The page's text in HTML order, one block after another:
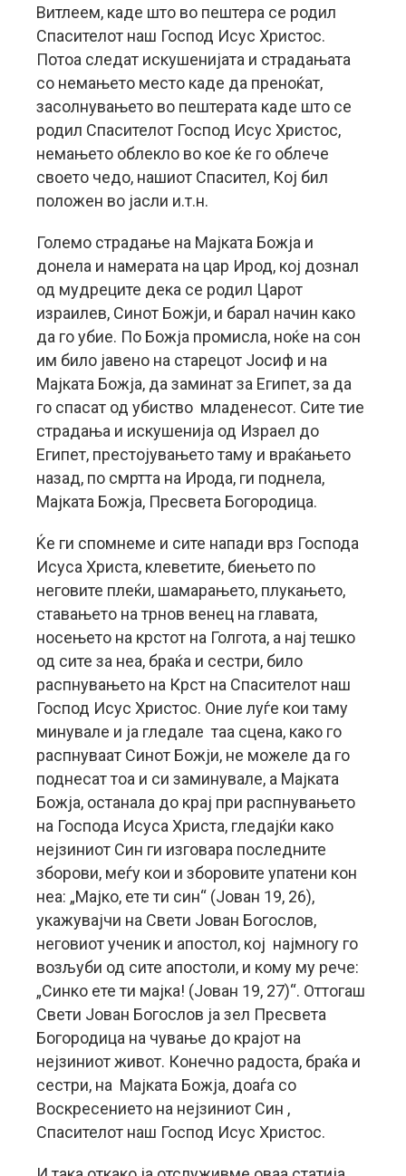
Витлеем, каде што во пештера се родил
Спасителот наш Господ Исус Христос.
Потоа следат искушенијата и страдањата
со немањето место каде да преноќат,
засолнувањето во пештерата каде што се
родил Спасителот Господ Исус Христос,
немањето облекло во кое ќе го облече
своето чедо, нашиот Спасител, Кој бил
положен во јасли и.т.н.
Големо страдање на Мајката Божја и
донела и намерата на цар Ирод, кој дознал
од мудреците дека се родил Царот
израилев, Синот Божји, и барал начин како
да го убие. По Божја промисла, ноќе на сон
им било јавено на старецот Јосиф и на
Мајката Божја, да заминат за Египет, за да
го спасат од убиство младенесот. Сите тие
страдања и искушенија од Израел до
Египет, престојувањето таму и враќањето
назад, по смртта на Ирода, ги поднела,
Мајката Божја, Пресвета Богородица.
Ќе ги спомнеме и сите напади врз Господа
Исуса Христа, клеветите, биењето по
неговите плеќи, шамарањето, плукањето,
ставањето на трнов венец на главата,
носењето на крстот на Голгота, а нај тешко
од сите за неа, браќа и сестри, било
распнувањето на Крст на Спасителот наш
Господ Исус Христос. Оние луѓе кои таму
минувале и ја гледале таа сцена, како го
распнуваат Синот Божји, не можеле да го
поднесат тоа и си заминувале, а Мајката
Божја, останала до крај при распнувањето
на Господа Исуса Христа, гледајќи како
нејзиниот Син ги изговара последните
зборови, меѓу кои и зборовите упатени кон
неа: „Мајко, ете ти син“ (Јован 19, 26),
укажувајчи на Свети Јован Богослов,
неговиот ученик и апостол, кој најмногу го
возљуби од сите апостоли, и кому му рече:
„Синко ете ти мајка! (Јован 19, 27)“. Оттогаш
Свети Јован Богослов ја зел Пресвета
Богородица на чување до крајот на
нејзиниот живот. Конечно радоста, браќа и
сестри, на Мајката Божја, доаѓа со
Воскресението на нејзиниот Син ,
Спасителот наш Господ Исус Христос.